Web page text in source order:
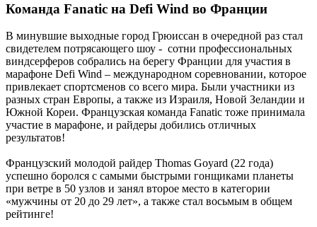
Команда Fanatic на Defi Wind во Франции
В минувшие выходные город Грюиссан в очередной раз стал
свидетелем потрясающего шоу - сотни профессиональных
виндсерферов собрались на берегу Франции для участия в
марафоне Defi Wind – международном соревновании, которое
привлекает спортсменов со всего мира. Были участники из
разных стран Европы, а также из Израиля, Новой Зеландии и
Южной Кореи. Французская команда Fanatic тоже принимала
участие в марафоне, и райдеры добились отличных
результатов!
Французский молодой райдер Thomas Goyard (22 года)
успешно боролся с самыми быстрыми гонщиками планеты
при ветре в 50 узлов и занял второе место в категории
«мужчины от 20 до 29 лет», а также стал восьмым в общем
рейтинге!